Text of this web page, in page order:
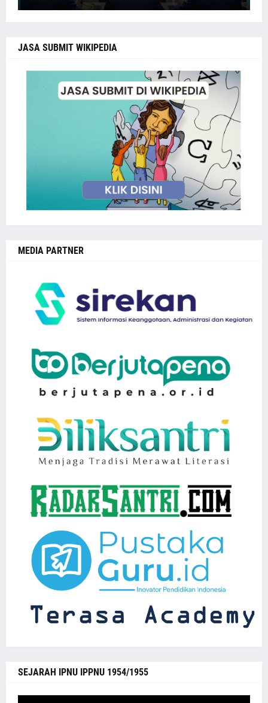
JASA SUBMIT WIKIPEDIA
MEDIA PARTNER
SEJARAH IPNU IPPNU 1954/1955